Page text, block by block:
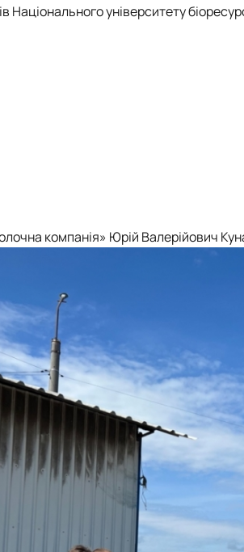
Національного університету
компанія» Юрій Валерійович